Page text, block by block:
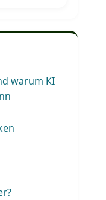
warum KI